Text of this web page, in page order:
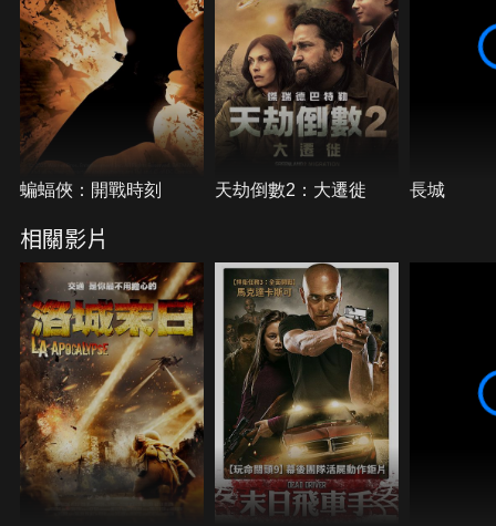
蝙蝠俠：開戰時刻 天劫倒數2：大遷徙 長城
相關影片